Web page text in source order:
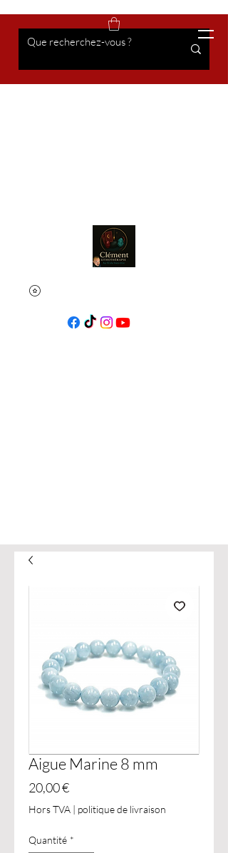
Aigue Marine 8 mm
20,00 €Prix
Hors TVA | politique de livraison
Quantité *